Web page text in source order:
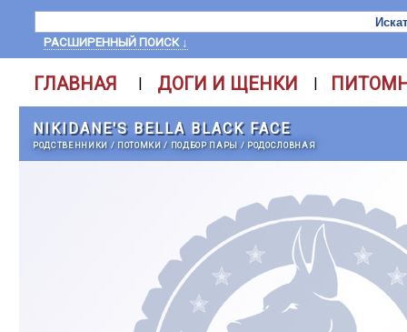
РАСШИРЕННЫЙ ПОИСК ↓
ГЛАВНАЯ | ДОГИ И ЩЕНКИ |
NIKIDANE'S BELLA BLACK FACE
РОДСТВЕННИКИ / ПОТОМКИ/ ПОДБОР ПАРЫ / РОДОСЛОВНАЯ